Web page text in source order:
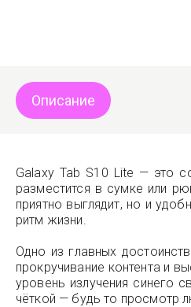
Описание
Galaxy Tab S10 Lite — это
разместится в сумке или
приятно выглядит, но и
ритм жизни.
Одно из главных
прокручивание контента и
уровень излучения синего
чёткой — будь то просмотр